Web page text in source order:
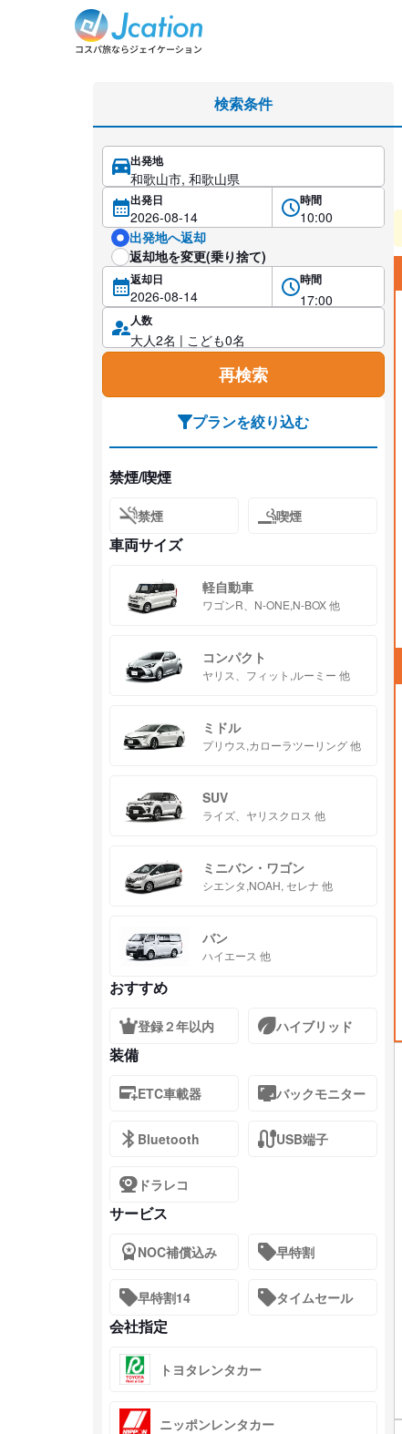
検索条件
出発地
出発日 時間
出発地へ返却
返却地を変更(乗り捨て)
返却日 時間
人数
再検索
プランを絞り込む
禁煙/喫煙
禁煙 喫煙
車両サイズ
軽自動車
ワゴンR、N-ONE,N-BOX 他
コンパクト
ヤリス、フィット,ルーミー 他
ミドル
プリウス,カローラツーリング 他
SUV
ライズ、ヤリスクロス 他
ミニバン・ワゴン
シエンタ,NOAH, セレナ 他
バン
ハイエース 他
おすすめ
登録２年以内 ハイブリッド
装備
ETC車載器 バックモニター
Bluetooth USB端子
ドラレコ
サービス
NOC補償込み 早特割
早特割14 タイムセール
会社指定
トヨタレンタカー
ニッポンレンタカー